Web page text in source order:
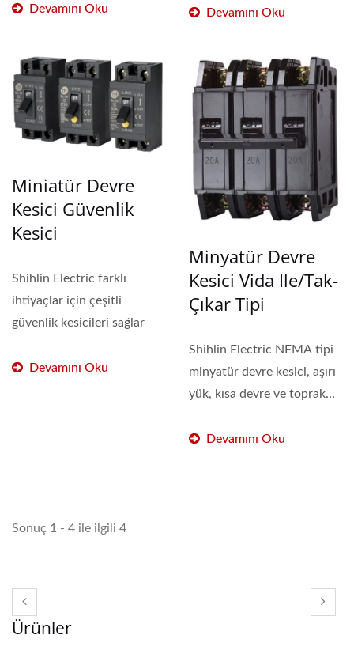
Devamını Oku
Devamını Oku
Miniatür Devre
Kesici Güvenlik
Kesici
Shihlin Electric farklı
ihtiyaçlar için çeşitli
güvenlik kesicileri sağlar
Devamını Oku
Minyatür Devre
Kesici Vida Ile/Tak-
Çıkar Tipi
Shihlin Electric NEMA tipi
minyatür devre kesici, aşırı
yük, kısa devre ve toprak
Devamını Oku
Sonuç 1 - 4 ile ilgili 4
Ürünler